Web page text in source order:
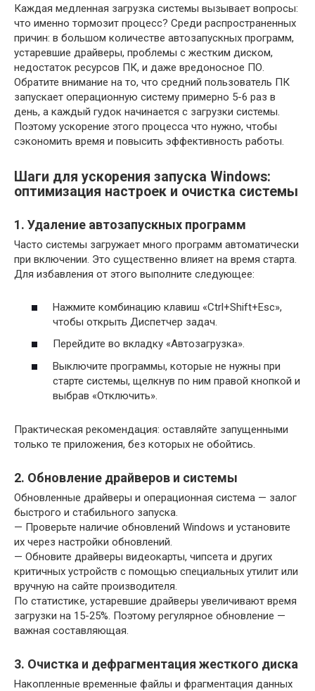
Каждая медленная загрузка системы вызывает вопросы:
что именно тормозит процесс? Среди распространенных
причин: в большом количестве автозапускных программ,
устаревшие драйверы, проблемы с жестким диском,
недостаток ресурсов ПК, и даже вредоносное ПО.
Обратите внимание на то, что средний пользователь ПК
запускает операционную систему примерно 5-6 раз в
день, а каждый гудок начинается с загрузки системы.
Поэтому ускорение этого процесса что нужно, чтобы
сэкономить время и повысить эффективность работы.
Шаги для ускорения запуска Windows:
оптимизация настроек и очистка системы
1. Удаление автозапускных программ
Часто системы загружает много программ автоматически
при включении. Это существенно влияет на время старта.
Для избавления от этого выполните следующее:
Нажмите комбинацию клавиш «Ctrl+Shift+Esc»,
чтобы открыть Диспетчер задач.
Перейдите во вкладку «Автозагрузка».
Выключите программы, которые не нужны при
старте системы, щелкнув по ним правой кнопкой и
выбрав «Отключить».
Практическая рекомендация: оставляйте запущенными
только те приложения, без которых не обойтись.
2. Обновление драйверов и системы
Обновленные драйверы и операционная система — залог
быстрого и стабильного запуска.
— Проверьте наличие обновлений Windows и установите
их через настройки обновлений.
— Обновите драйверы видеокарты, чипсета и других
критичных устройств с помощью специальных утилит или
вручную на сайте производителя.
По статистике, устаревшие драйверы увеличивают время
загрузки на 15-25%. Поэтому регулярное обновление —
важная составляющая.
3. Очистка и дефрагментация жесткого диска
Накопленные временные файлы и фрагментация данных